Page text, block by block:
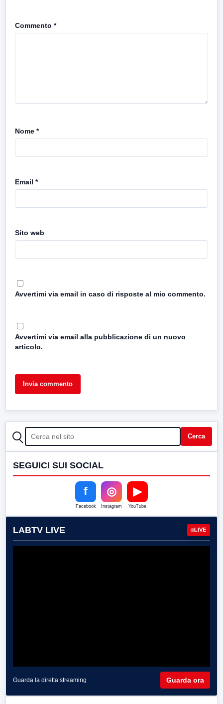
Commento *
Nome *
Email *
Sito web
Avvertimi via email in caso di risposte al mio commento.
Avvertimi via email alla pubblicazione di un nuovo
articolo.
CERCA Cerca
SEGUICI SUI SOCIAL
f
Facebook
◎
Instagram
▶
YouTube
LABTV LIVE LIVE
Guarda la diretta streaming Guarda ora